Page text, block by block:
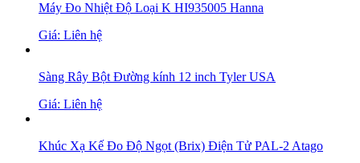
Máy Đo Nhiệt Độ Loại K HI935005 Hanna
Giá: Liên hệ
Sàng Rây Bột Đường kính 12 inch Tyler USA
Giá: Liên hệ
Khúc Xạ Kế Đo Độ Ngọt (Brix) Điện Tử PAL-2 Atago